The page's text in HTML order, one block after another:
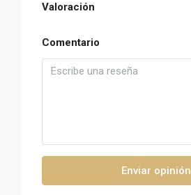
Valoración
Comentario
Enviar opinión